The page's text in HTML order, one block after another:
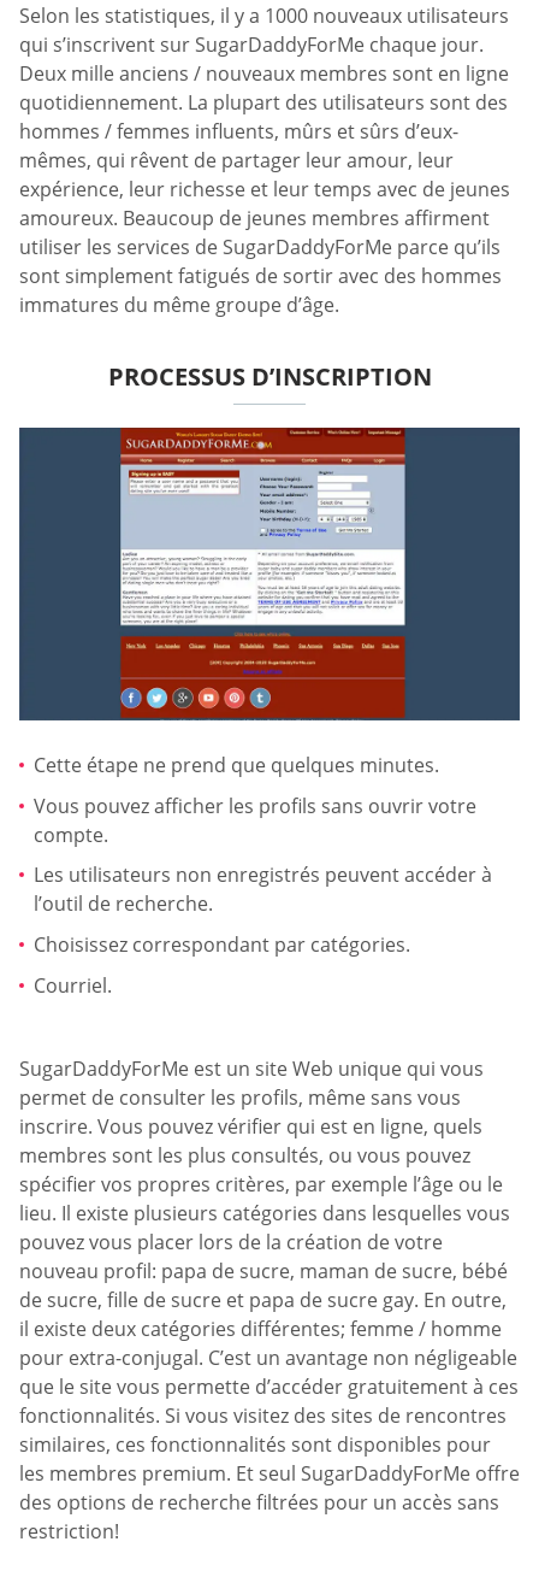
Selon les statistiques, il y a 1000 nouveaux utilisateurs
qui s’inscrivent sur SugarDaddyForMe chaque jour.
Deux mille anciens / nouveaux membres sont en ligne
quotidiennement. La plupart des utilisateurs sont des
hommes / femmes influents, mûrs et sûrs d’eux-
mêmes, qui rêvent de partager leur amour, leur
expérience, leur richesse et leur temps avec de jeunes
amoureux. Beaucoup de jeunes membres affirment
utiliser les services de SugarDaddyForMe parce qu’ils
sont simplement fatigués de sortir avec des hommes
immatures du même groupe d’âge.
PROCESSUS D’INSCRIPTION
Cette étape ne prend que quelques minutes.
Vous pouvez afficher les profils sans ouvrir votre
compte.
Les utilisateurs non enregistrés peuvent accéder à
l’outil de recherche.
Choisissez correspondant par catégories.
Courriel.
SugarDaddyForMe est un site Web unique qui vous
permet de consulter les profils, même sans vous
inscrire. Vous pouvez vérifier qui est en ligne, quels
membres sont les plus consultés, ou vous pouvez
spécifier vos propres critères, par exemple l’âge ou le
lieu. Il existe plusieurs catégories dans lesquelles vous
pouvez vous placer lors de la création de votre
nouveau profil: papa de sucre, maman de sucre, bébé
de sucre, fille de sucre et papa de sucre gay. En outre,
il existe deux catégories différentes; femme / homme
pour extra-conjugal. C’est un avantage non négligeable
que le site vous permette d’accéder gratuitement à ces
fonctionnalités. Si vous visitez des sites de rencontres
similaires, ces fonctionnalités sont disponibles pour
les membres premium. Et seul SugarDaddyForMe offre
des options de recherche filtrées pour un accès sans
restriction!